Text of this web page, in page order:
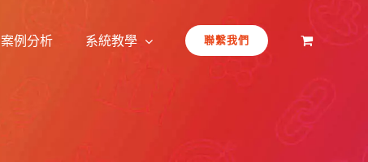
案例分析 系統教學 聯繫我們